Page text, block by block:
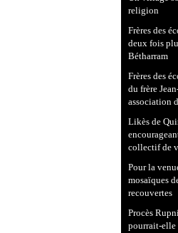
religion
Frères des
deux fois
Bétharram
Frères des
du frère
association
Likès de
collectif de
Pour la
mosaïques
recouvertes
Procès
pourrait-elle